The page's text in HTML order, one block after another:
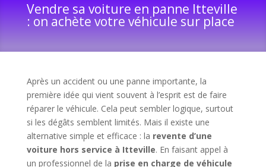
Vendre sa voiture en panne Itteville
: on achète votre véhicule sur place
Après un accident ou une panne importante, la
première idée qui vient souvent à l’esprit est de faire
réparer le véhicule. Cela peut sembler logique, surtout
si les dégâts semblent limités. Mais il existe une
alternative simple et efficace : la revente d’une
voiture hors service à Itteville. En faisant appel à
un professionnel de la prise en charge de véhicule